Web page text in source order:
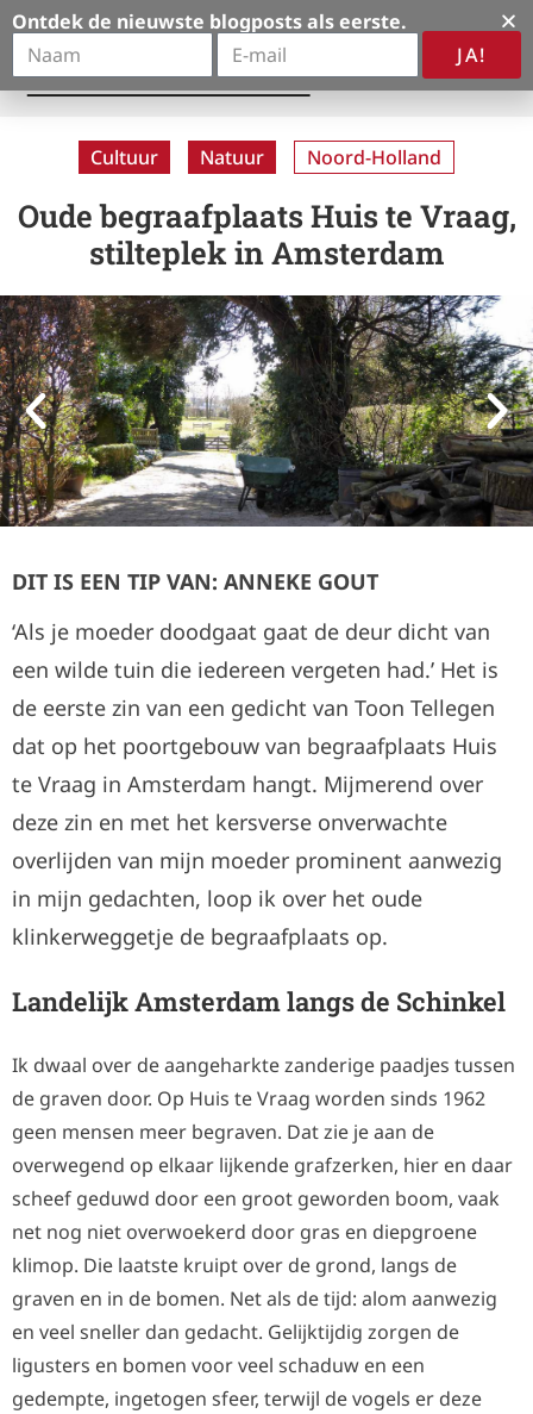
Cultuur Natuur Noord-Holland
Oude begraafplaats Huis te Vraag,
stilteplek in Amsterdam
DIT IS EEN TIP VAN: ANNEKE GOUT
‘Als je moeder doodgaat gaat de deur dicht van
een wilde tuin die iedereen vergeten had.’ Het is
de eerste zin van een gedicht van Toon Tellegen
dat op het poortgebouw van begraafplaats Huis
te Vraag in Amsterdam hangt. Mijmerend over
deze zin en met het kersverse onverwachte
overlijden van mijn moeder prominent aanwezig
in mijn gedachten, loop ik over het oude
klinkerweggetje de begraafplaats op.
Landelijk Amsterdam langs de Schinkel
Ik dwaal over de aangeharkte zanderige paadjes tussen
de graven door. Op Huis te Vraag worden sinds 1962
geen mensen meer begraven. Dat zie je aan de
overwegend op elkaar lijkende grafzerken, hier en daar
scheef geduwd door een groot geworden boom, vaak
net nog niet overwoekerd door gras en diepgroene
klimop. Die laatste kruipt over de grond, langs de
graven en in de bomen. Net als de tijd: alom aanwezig
en veel sneller dan gedacht. Gelijktijdig zorgen de
ligusters en bomen voor veel schaduw en een
gedempte, ingetogen sfeer, terwijl de vogels er deze
Ontdek de nieuwste blogposts als eerste.
JA!
A
l
r
t
i
v
e
: